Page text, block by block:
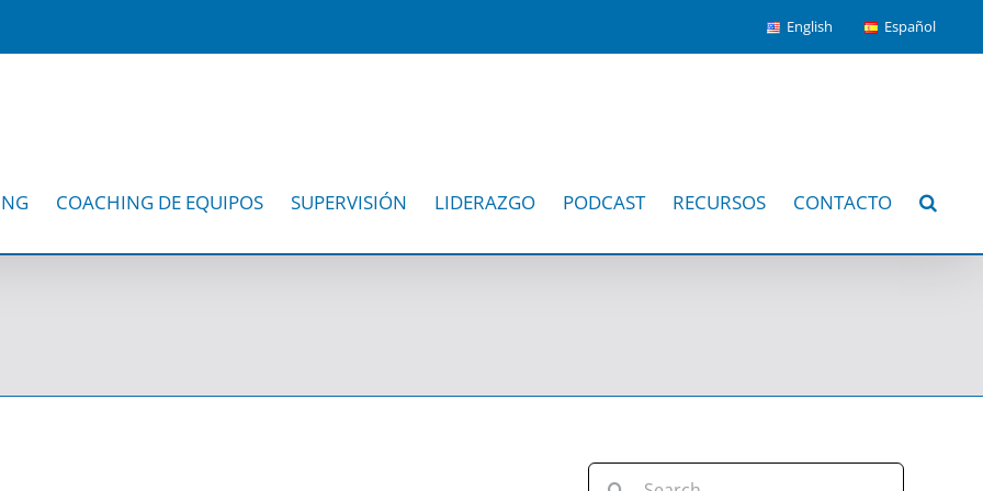
English Español
COACHING DE EQUIPOS SUPERVISIÓN LIDERAZGO PODCAST RECURSOS CONTACTO
Search